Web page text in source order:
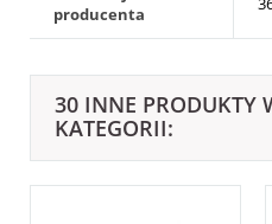
producenta
30 INNE PRODUKTY
KATEGORII: